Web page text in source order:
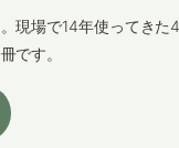
。現場で14年使ってき
です。